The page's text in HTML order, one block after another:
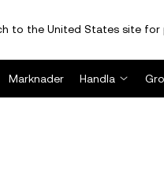
to the United States site for
Marknader Handla